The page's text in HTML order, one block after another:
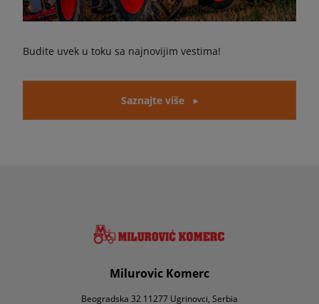
Budite uvek u toku sa najnovijim vestima!
Saznajte više
Milurovic Komerc
Beogradska 32 11277 Ugrinovci, Serbia